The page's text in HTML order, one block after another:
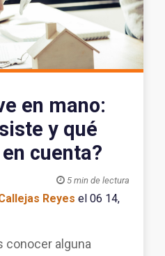
en mano:
y qué
cuenta?
 5 min de lectura
Reyes el 06 14,
conocer alguna